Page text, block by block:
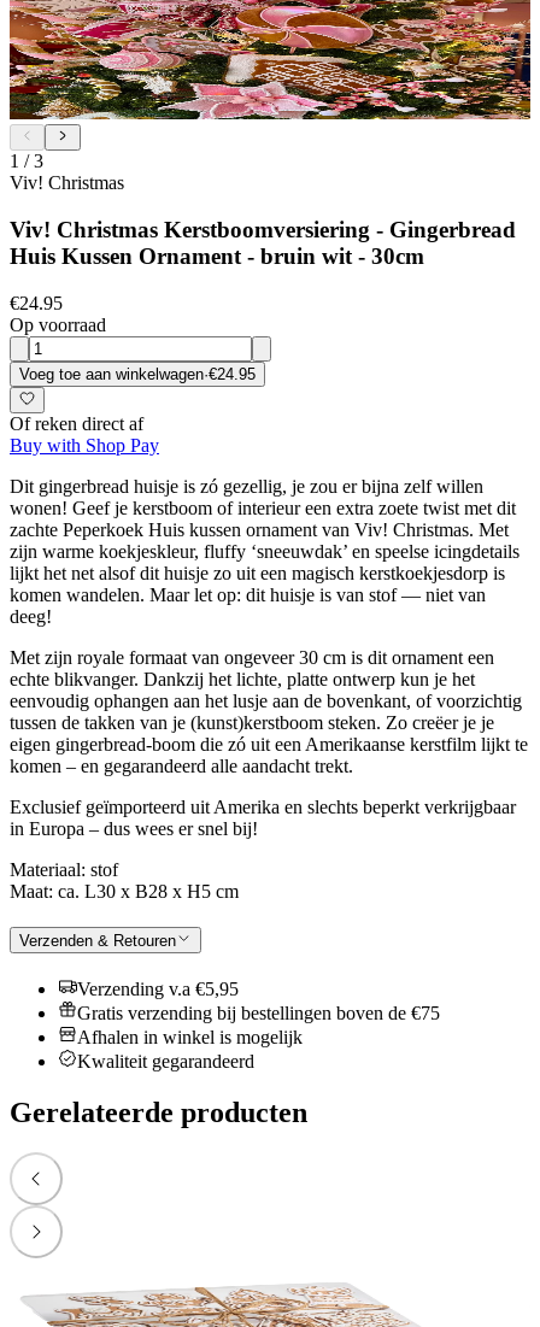
1 /3
Viv! Christmas
Viv! Christmas Kerstboomversiering - Gingerbread
Huis Kussen Ornament - bruin wit - 30cm
€24.95
Op voorraad
Voeg toe aan winkelwagen·€24.95
Of reken direct af
Buy with Shop Pay
Dit gingerbread huisje is zó gezellig, je zou er bijna zelf willen
wonen! Geef je kerstboom of interieur een extra zoete twist met dit
zachte Peperkoek Huis kussen ornament van Viv! Christmas. Met
zijn warme koekjeskleur, fluffy ‘sneeuwdak’ en speelse icingdetails
lijkt het net alsof dit huisje zo uit een magisch kerstkoekjesdorp is
komen wandelen. Maar let op: dit huisje is van stof — niet van
deeg!
Met zijn royale formaat van ongeveer 30 cm is dit ornament een
echte blikvanger. Dankzij het lichte, platte ontwerp kun je het
eenvoudig ophangen aan het lusje aan de bovenkant, of voorzichtig
tussen de takken van je (kunst)kerstboom steken. Zo creëer je je
eigen gingerbread-boom die zó uit een Amerikaanse kerstfilm lijkt te
komen – en gegarandeerd alle aandacht trekt.
Exclusief geïmporteerd uit Amerika en slechts beperkt verkrijgbaar
in Europa – dus wees er snel bij!
Materiaal: stof
Maat: ca. L30 x B28 x H5 cm
Verzenden & Retouren
Verzending v.a €5,95
Gratis verzending bij bestellingen boven de €75
Afhalen in winkel is mogelijk
Kwaliteit gegarandeerd
Gerelateerde producten